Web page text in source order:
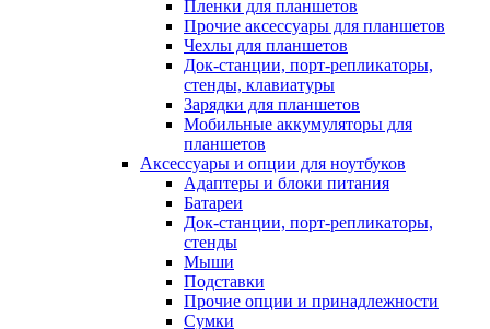
Пленки для планшетов
Прочие аксессуары для планшетов
Чехлы для планшетов
Док-станции, порт-репликаторы,
стенды, клавиатуры
Зарядки для планшетов
Мобильные аккумуляторы для
планшетов
Аксессуары и опции для ноутбуков
Адаптеры и блоки питания
Батареи
Док-станции, порт-репликаторы,
стенды
Мыши
Подставки
Прочие опции и принадлежности
Сумки